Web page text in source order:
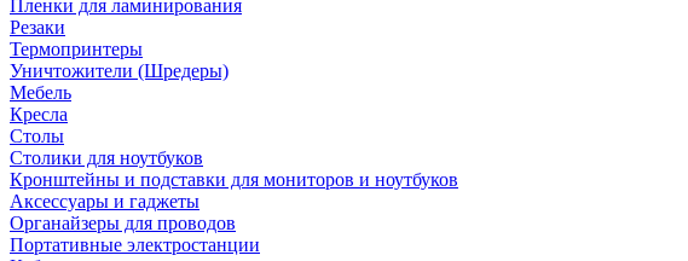
Пленки для ламинирования
Резаки
Термопринтеры
Уничтожители (Шредеры)
Мебель
Кресла
Столы
Столики для ноутбуков
Кронштейны и подставки для мониторов и ноутбуков
Аксессуары и гаджеты
Органайзеры для проводов
Портативные электростанции